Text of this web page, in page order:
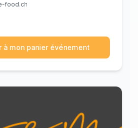
food.ch
à mon panier événement